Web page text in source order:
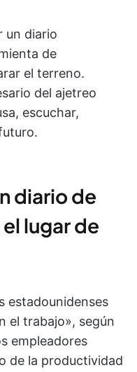
un diario
de
el terreno.
del ajetreo
escuchar,
diario de
lugar de
estadounidenses
el trabajo», según
empleadores
de la productividad